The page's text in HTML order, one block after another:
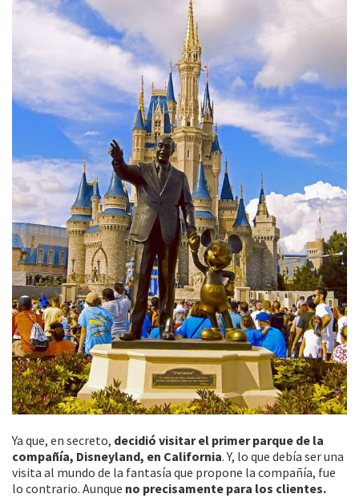
Ya que, en secreto, decidió visitar el primer parque de la
compañía, Disneyland, en California. Y, lo que debía ser una
visita al mundo de la fantasía que propone la compañía, fue
lo contrario. Aunque no precisamente para los clientes.